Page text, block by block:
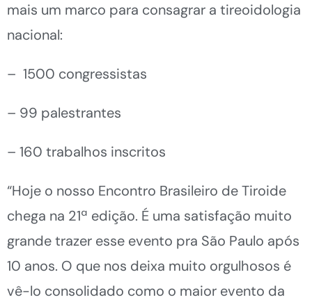
mais um marco para consagrar a tireoidologia
nacional:
– 1500 congressistas
– 99 palestrantes
– 160 trabalhos inscritos
“Hoje o nosso Encontro Brasileiro de Tiroide
chega na 21ª edição. É uma satisfação muito
grande trazer esse evento pra São Paulo após
10 anos. O que nos deixa muito orgulhosos é
vê-lo consolidado como o maior evento da